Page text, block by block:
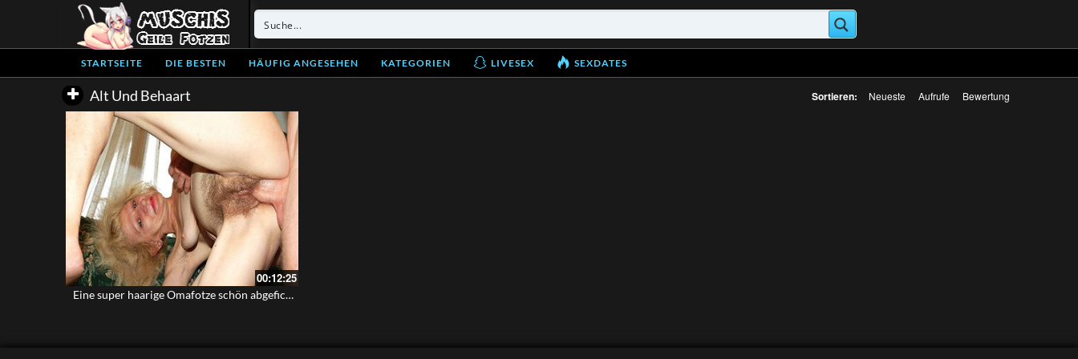
STARTSEITE DIE BESTEN HÄUFIG ANGESEHEN KATEGORIEN LIVESEX SEXDATES
Alt Und Behaart Sortieren: Neueste Aufrufe Bewertung
00:12:25
Eine super haarige Omafotze schön abgefickt – Steinalte Gilf mit kleinen Hängetitten